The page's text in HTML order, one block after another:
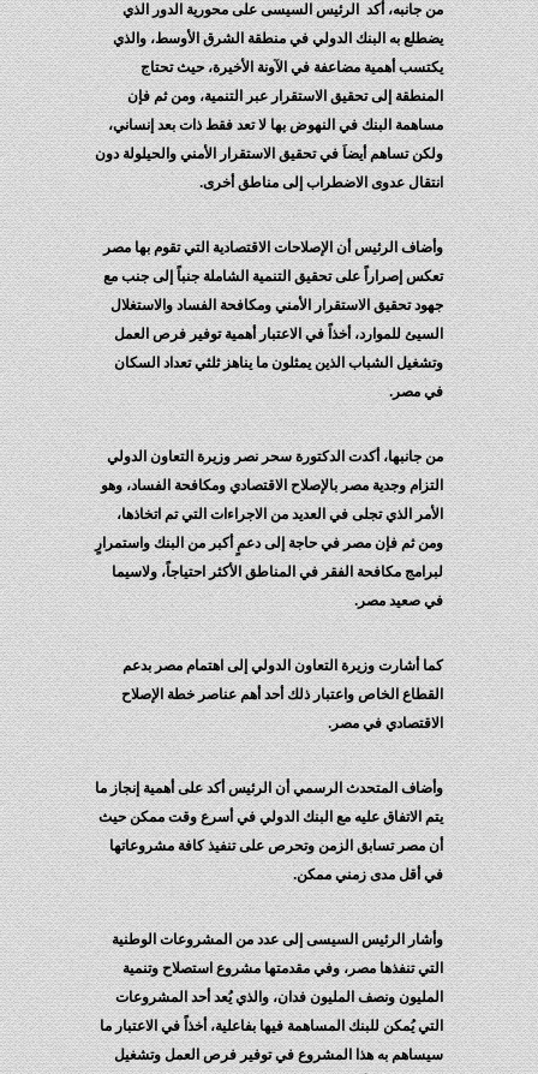
جانبه، أكد الرئيس السيسى على محورية الدور الذي
به البنك الدولي في منطقة الشرق الأوسط، والذي
أهمية مضاعفة في الآونة الأخيرة، حيث تحتاج
إلى تحقيق الاستقرار عبر التنمية، ومن ثم فإن
البنك في النهوض بها لا تعد فقط ذات بعد إنساني،
تساهم أيضاَ في تحقيق الاستقرار الأمني والحيلولة دون
عدوى الاضطراب إلى مناطق أخرى.
الرئيس أن الإصلاحات الاقتصادية التي تقوم بها مصر
إصراراً على تحقيق التنمية الشاملة جنباً إلى جنب مع
تحقيق الاستقرار الأمني ومكافحة الفساد والاستغلال
للموارد، أخذاً في الاعتبار أهمية توفير فرص العمل
الشباب الذين يمثلون ما يناهز ثلثي تعداد السكان
مصر.
جانبها، أكدت الدكتورة سحر نصر وزيرة التعاون الدولي
وجدية مصر بالإصلاح الاقتصادي ومكافحة الفساد، وهو
الذي تجلى في العديد من الاجراءات التي تم اتخاذها،
ثم فإن مصر في حاجة إلى دعمٍ أكبر من البنك واستمرارٍ
مكافحة الفقر في المناطق الأكثر احتياجاً، ولاسيما
صعيد مصر.
أشارت وزيرة التعاون الدولي إلى اهتمام مصر بدعم
الخاص واعتبار ذلك أحد أهم عناصر خطة الإصلاح
في مصر.
المتحدث الرسمي أن الرئيس أكد على أهمية إنجاز ما
الاتفاق عليه مع البنك الدولي في أسرع وقت ممكن حيث
مصر تسابق الزمن وتحرص على تنفيذ كافة مشروعاتها
أقل مدى زمني ممكن.
الرئيس السيسى إلى عدد من المشروعات الوطنية
تنفذها مصر، وفي مقدمتها مشروع استصلاح وتنمية
ونصف المليون فدان، والذي يُعد أحد المشروعات
يُمكن للبنك المساهمة فيها بفاعلية، أخذاً في الاعتبار ما
به هذا المشروع في توفير فرص العمل وتشغيل